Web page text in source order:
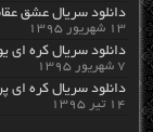
دانلود سریال عشق
۱۳ شهریور ۱۳۹۵
دانلود سریال کره ای یونگ پال ۲۰۱۵
۷ شهریور ۱۳۹۵
دانلود سریال کره ای پرنس
۱۴ تیر ۱۳۹۵